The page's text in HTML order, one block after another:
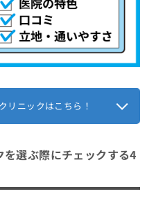
リニックはこちら！
選ぶ際にチェックする4